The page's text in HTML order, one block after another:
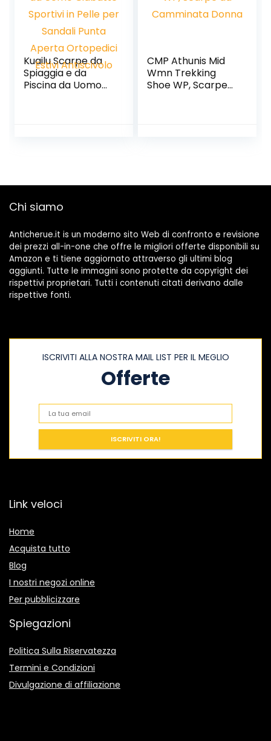
Kuailu Scarpe da
Spiaggia e da
Piscina da Uomo
CMP Athunis Mid
Wmn Trekking
Shoe WP, Scarpe
Chi siamo
Anticherue.it is un moderno sito Web di confronto e revisione
dei prezzi all-in-one che offre le migliori offerte disponibili su
Amazon e ti tiene aggiornato attraverso gli ultimi blog
aggiunti. Tutte le immagini sono protette da copyright dei
rispettivi proprietari. Tutti i contenuti citati derivano dalle
rispettive fonti.
ISCRIVITI ALLA NOSTRA MAIL LIST PER IL MEGLIO
Offerte
Link veloci
Home
Acquista tutto
Blog
I nostri negozi online
Per pubblicizzare
Spiegazioni
Politica Sulla Riservatezza
Termini e Condizioni
Divulgazione di affiliazione